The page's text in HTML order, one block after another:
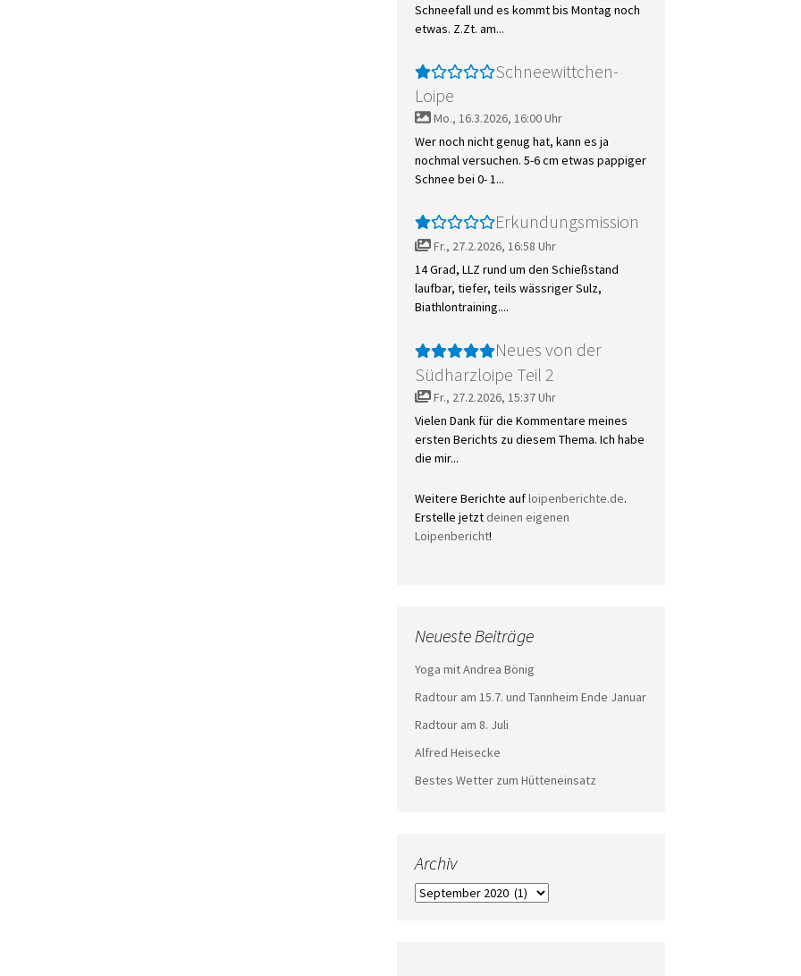
Schneefall und es kommt bis Montag noch
etwas. Z.Zt. am...
Schneewittchen-
Loipe
Mo., 16.3.2026, 16:00 Uhr
Wer noch nicht genug hat, kann es ja
nochmal versuchen. 5-6 cm etwas pappiger
Schnee bei 0- 1...
Erkundungsmission
Fr., 27.2.2026, 16:58 Uhr
14 Grad, LLZ rund um den Schießstand
laufbar, tiefer, teils wässriger Sulz,
Biathlontraining....
Neues von der
Südharzloipe Teil 2
Fr., 27.2.2026, 15:37 Uhr
Vielen Dank für die Kommentare meines
ersten Berichts zu diesem Thema. Ich habe
die mir...
Weitere Berichte aufloipenberichte.de.
Erstelle jetzt deinen eigenen
Loipenbericht!
Neueste Beiträge
Yoga mit Andrea Bönig
Radtour am 15.7. und Tannheim Ende Januar
Radtour am 8. Juli
Alfred Heisecke
Bestes Wetter zum Hütteneinsatz
Archiv
Archiv